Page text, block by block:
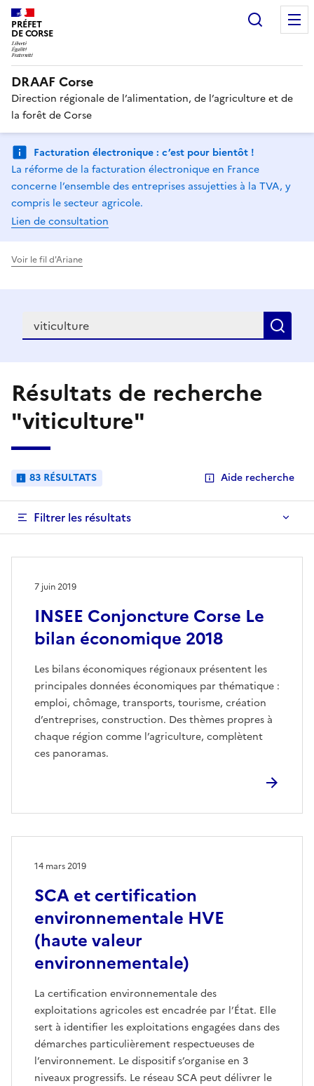
PRÉFET
DE CORSE
DRAAF Corse
Direction régionale de l’alimentation, de l’agriculture et de
la forêt de Corse
Facturation électronique : c’est pour bientôt !
La réforme de la facturation électronique en France
concerne l’ensemble des entreprises assujetties à la TVA, y
compris le secteur agricole.
Lien de consultation
Voir le fil d'Ariane
Recherche
Résultats de recherche
"viticulture"
83 RÉSULTATS Aide recherche
Filtrer les résultats
INSEE Conjoncture Corse Le
bilan économique 2018
7 juin 2019
Les bilans économiques régionaux présentent les
principales données économiques par thématique :
emploi, chômage, transports, tourisme, création
d’entreprises, construction. Des thèmes propres à
chaque région comme l’agriculture, complètent
ces panoramas.
SCA et certification
environnementale HVE
(haute valeur
environnementale)
14 mars 2019
La certification environnementale des
exploitations agricoles est encadrée par l’État. Elle
sert à identifier les exploitations engagées dans des
démarches particulièrement respectueuses de
l’environnement. Le dispositif s’organise en 3
niveaux progressifs. Le réseau SCA peut délivrer le